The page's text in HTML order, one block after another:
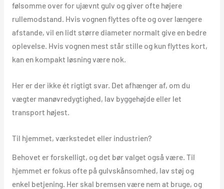
følsomme over for ujævnt gulv og giver ofte højere
rullemodstand. Hvis vognen flyttes ofte og over længere
afstande, vil en lidt større diameter normalt give en bedre
oplevelse. Hvis vognen mest står stille og kun flyttes kort,
kan en kompakt løsning være nok.
Her er der ikke ét rigtigt svar. Det afhænger af, om du
vægter manøvredygtighed, lav byggehøjde eller let
transport højest.
Til hjemmet, værkstedet eller industrien?
Behovet er forskelligt, og det bør valget også være. Til
hjemmet er fokus ofte på gulvskånsomhed, lav støj og
enkel betjening. Her skal bremsen være nem at bruge, og